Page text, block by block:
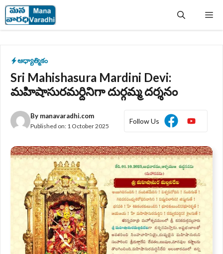
Skip
to
content
ఆధ్యాత్మికం
Sri Mahishasura Mardini Devi:
మహిషాసురమర్దినిగా దుర్గమ్మ దర్శనం
By manavaradhi.com
Published on: 1 October 2025
Follow Us